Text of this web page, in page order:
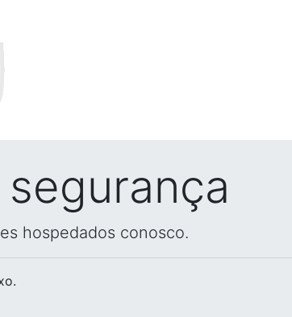
hospedados conosco.